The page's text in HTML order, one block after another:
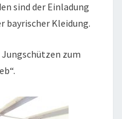
sind der Einladung
Kleidung.
zum